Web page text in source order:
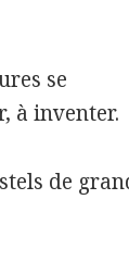
se
à inventer.
de